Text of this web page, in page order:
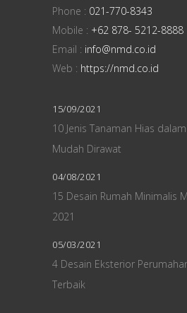
Phone : 021-770-8343
Mobile : +62 878- 5212-8888
Email : info@nmd.co.id
Web : https://nmd.co.id
15/09/2021
10 Jenis Tanaman Hias
Mudah Dirawat
04/08/2021
15 Desain Rumah Minimalis
2021
05/03/2021
4 Desain Eksterior
Terbaik